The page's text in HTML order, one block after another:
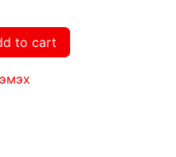
to cart